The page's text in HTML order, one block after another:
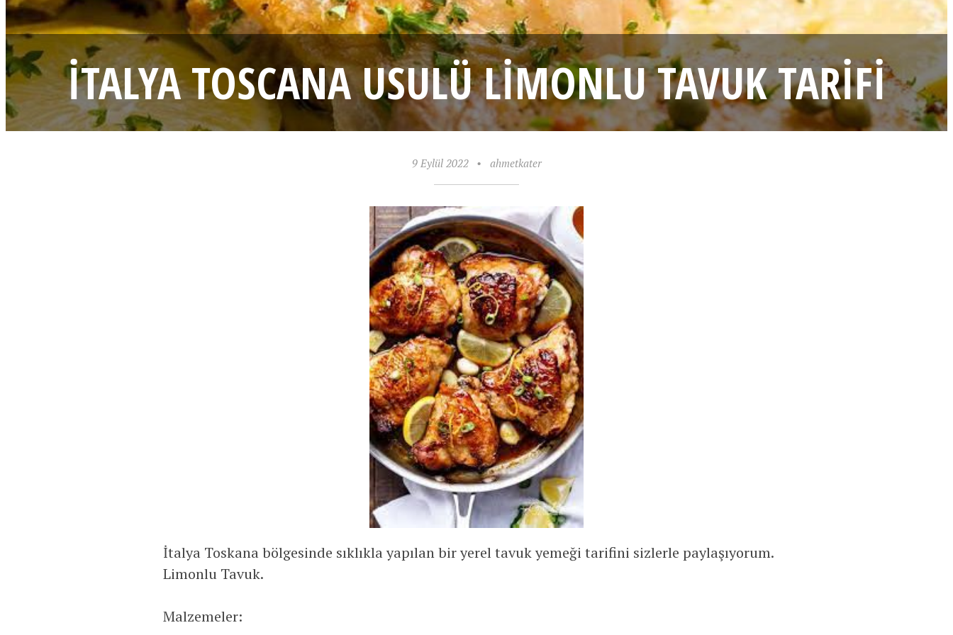
İTALYA TOSCANA USULÜ LIMONLU TAVUK TARIFI
9 Eylül 2022 • ahmetkater
İtalya Toskana bölgesinde sıklıkla yapılan bir yerel tavuk yemeği tarifini sizlerle paylaşıyorum.
Limonlu Tavuk.
Malzemeler: